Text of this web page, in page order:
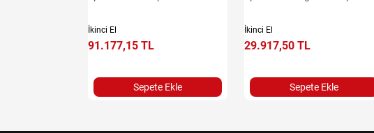
İkinci El
91.177,15 TL
Sepete Ekle
İkinci El
29.917,50 TL
Sepete Ekle